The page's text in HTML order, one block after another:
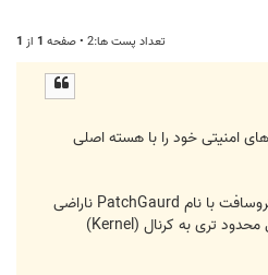
تعداد پست ها:2 • صفحه 1 از 1
امنیتی خود را با هسته اصلی
بتازگی دو شرکت مک آفی و سایمانتک ، شکایتی را علیه مایکروسافت تهیه کردند و آنرا در اتحادیه اروپا طرح نمودند. در واقع سایمانتک و مک آفی از طرح جدید مایکروسافت با نام PatchGaurd ناراضی
هستند. طرحی که به قصد امن ساختن سیستم عامل ویندوز ویستا در مقابل تهدید هایی مانند روتکیت ها(Rootkits) ساخته شده است. این امکان جدید دسترسی محدود تری به کرنال (Kernel)